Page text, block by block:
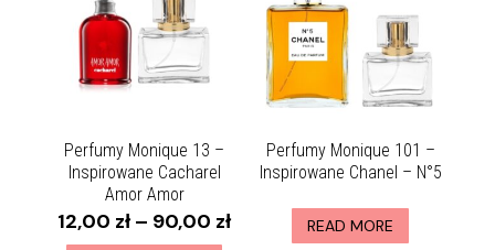
Perfumy Monique 13 –
Inspirowane Cacharel
Amor Amor
12,00 zł– 90,00 zł
Perfumy Monique 101 –
Inspirowane Chanel – N°5
READ MORE